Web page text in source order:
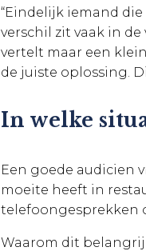
“Eindelijk iemand
verschil zit vaak in
vertelt maar een
de juiste oplossing.
In welke
Een goede audicien
moeite heeft in
telefoongesprekken
Waarom dit